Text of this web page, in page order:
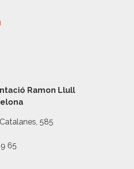
Ramon Llull
585
65